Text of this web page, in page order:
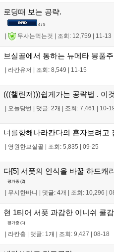
로딩때 보는 공략.
4 / 5
| 무사는먹는것 | 조회: 12,759 | 11-13
브실골에서 통하는 뉴메타 봉풀
| 라칸유저 | 조회: 8,549 | 11-15
(((챌린저)))쉽게가는 공략법 . 이
| 오늘당번 | 댓글: 2개 | 조회: 7,461 | 10-
너를향해나라칸다의 혼자보려
| 영원한브실골 | 조회: 5,835 | 09-25
다[5] 서폿의 인식을 바꿀 하드캐
평가중 (2)
무시한바니 댓글: 4개 조회: 10,296
현 1티어 서폿 과감한 이니쉬 쿨
평가중 (1)
라칸충 댓글: 1개 조회: 9,427 08-18